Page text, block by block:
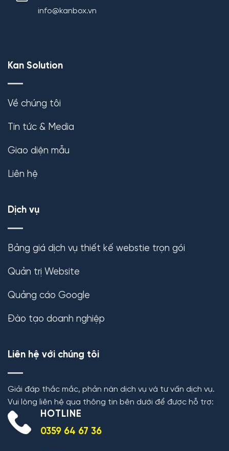
info@kanbox.vn
Kan Solution
Về chúng tôi
Tin tức & Media
Giao diện mẫu
Liên hệ
Dịch vụ
Bảng giá dịch vụ thiết kế webstie trọn gói
Quản trị Website
Quảng cáo Google
Đào tạo doanh nghiệp
Liên hệ với chúng tôi
Giải đáp thắc mắc, phản nàn dịch vụ và tư vấn dịch vụ.
Vui lòng liên hệ qua thông tin bên dưới để được hỗ trợ:
HOTLINE
0359 64 67 36